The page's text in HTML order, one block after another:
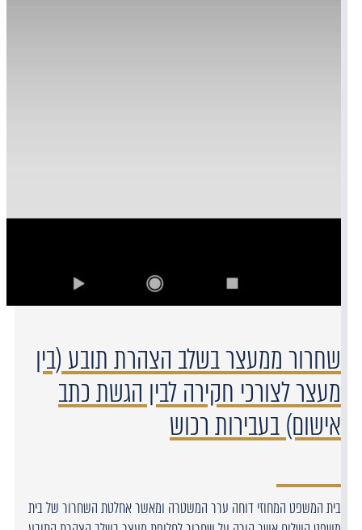
שחרור ממעצר בשלב הצהרת תובע (בין
מעצר לצורכי חקירה לבין הגשת כתב
אישום) בעבירות רכוש
בית המשפט המחוזי דוחה ערר המשטרה ומאשר אחלטת השחרור של בית